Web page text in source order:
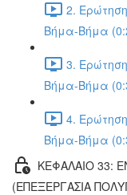
2.
Βήμα-Βήμα
3.
Βήμα-Βήμα
4.
Βήμα-Βήμα
ΚΕΦΑΛΑΙΟ 33:
(ΕΠΕΞΕΡΓΑΣΙΑ